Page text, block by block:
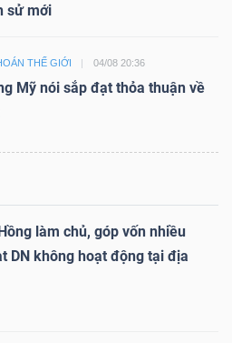
sử mới
THẾ GIỚI 04/08 20:36
Mỹ nói sắp đạt thỏa thuận về
làm chủ, góp vốn nhiều
DN không hoạt động tại địa